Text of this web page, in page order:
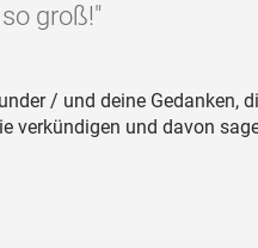
groß!"
/ und deine Gedanken,
verkündigen und davon